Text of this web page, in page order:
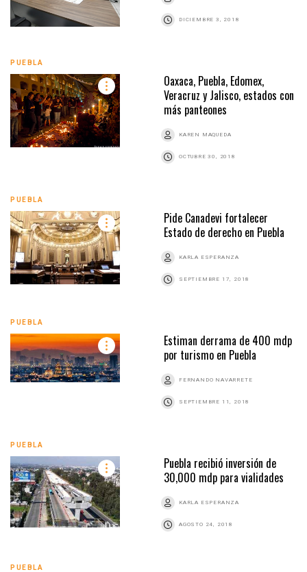
DICIEMBRE 3, 2018
PUEBLA
Oaxaca, Puebla, Edomex,
Veracruz y Jalisco, estados con
más panteones
KAREN MAQUEDA
OCTUBRE 30, 2018
PUEBLA
Pide Canadevi fortalecer
Estado de derecho en Puebla
KARLA ESPERANZA
SEPTIEMBRE 17, 2018
PUEBLA
Estiman derrama de 400 mdp
por turismo en Puebla
FERNANDO NAVARRETE
SEPTIEMBRE 11, 2018
PUEBLA
Puebla recibió inversión de
30,000 mdp para vialidades
KARLA ESPERANZA
AGOSTO 24, 2018
PUEBLA